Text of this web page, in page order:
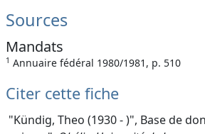
Sources
Mandats
1 Annuaire fédéral 1980/1981, p. 510
Citer cette fiche
"Kündig, Theo (1930 - )", Base de